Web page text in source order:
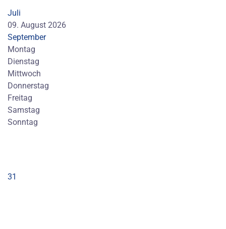
Juli
09. August 2026
September
Montag
Dienstag
Mittwoch
Donnerstag
Freitag
Samstag
Sonntag
31